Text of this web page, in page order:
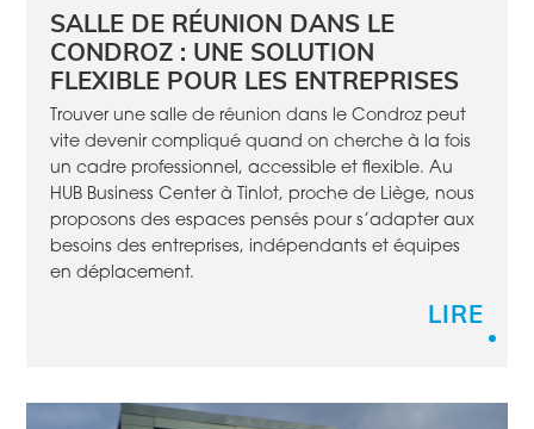
SALLE DE RÉUNION DANS LE
CONDROZ : UNE SOLUTION
FLEXIBLE POUR LES ENTREPRISES
Trouver une salle de réunion dans le Condroz peut
vite devenir compliqué quand on cherche à la fois
un cadre professionnel, accessible et flexible. Au
HUB Business Center à Tinlot, proche de Liège, nous
proposons des espaces pensés pour s’adapter aux
besoins des entreprises, indépendants et équipes
en déplacement.
LIRE